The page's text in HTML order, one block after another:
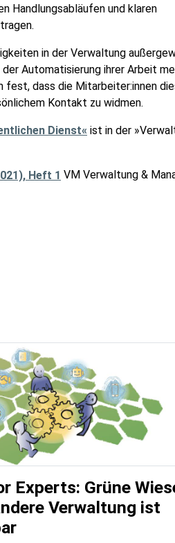
Handlungsabläufen und klaren
in der Verwaltung
Automatisierung ihrer Arbeit
dass die Mitarbeiter:innen
Kontakt zu widmen.
Dienst« ist in der
VM Verwaltung &
Experts: Grüne
Verwaltung ist